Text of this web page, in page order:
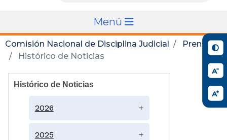
Menú
Comisión Nacional de Disciplina Judicial
Prensa
Histórico de Noticias
Histórico de Noticias
2026 +
2025 +